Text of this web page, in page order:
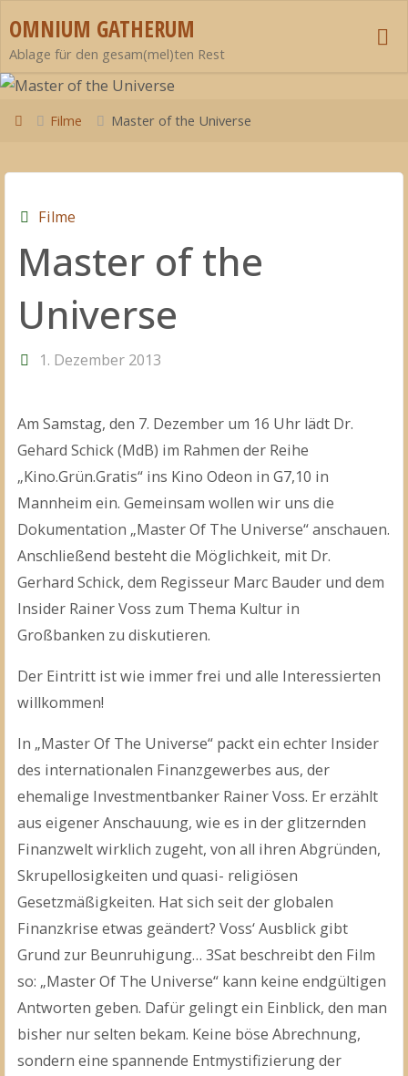
Inhalt
springen
OMNIUM GATHERUM
Ablage für den gesam(mel)ten Rest
StartFilme Master of the Universe
Filme
Master of the
Universe
1. Dezember 2013
Am Samstag, den 7. Dezember um 16 Uhr lädt Dr.
Gehard Schick (MdB) im Rahmen der Reihe
„Kino.Grün.Gratis“ ins Kino Odeon in G7,10 in
Mannheim ein. Gemeinsam wollen wir uns die
Dokumentation „Master Of The Universe“ anschauen.
Anschließend besteht die Möglichkeit, mit Dr.
Gerhard Schick, dem Regisseur Marc Bauder und dem
Insider Rainer Voss zum Thema Kultur in
Großbanken zu diskutieren.
Der Eintritt ist wie immer frei und alle Interessierten
willkommen!
In „Master Of The Universe“ packt ein echter Insider
des internationalen Finanzgewerbes aus, der
ehemalige Investmentbanker Rainer Voss. Er erzählt
aus eigener Anschauung, wie es in der glitzernden
Finanzwelt wirklich zugeht, von all ihren Abgründen,
Skrupellosigkeiten und quasi- religiösen
Gesetzmäßigkeiten. Hat sich seit der globalen
Finanzkrise etwas geändert? Voss‘ Ausblick gibt
Grund zur Beunruhigung… 3Sat beschreibt den Film
so: „Master Of The Universe“ kann keine endgültigen
Antworten geben. Dafür gelingt ein Einblick, den man
bisher nur selten bekam. Keine böse Abrechnung,
sondern eine spannende Entmystifizierung der